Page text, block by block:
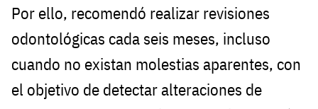
Por ello, recomendó realizar revisiones
odontológicas cada seis meses, incluso
cuando no existan molestias aparentes, con
el objetivo de detectar alteraciones de